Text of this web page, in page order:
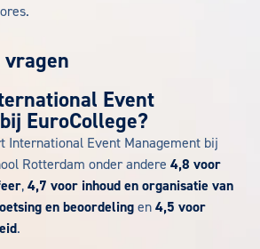
Event
EuroCollege?
International Event Management bij
Rotterdam onder andere 4,8 voor
, 4,7 voor inhoud en organisatie van
en beoordeling en 4,5 voor
.